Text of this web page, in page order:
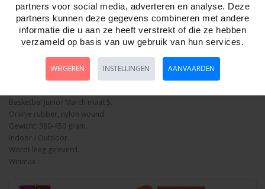
Bestellen
Basketbal Junior March maat 5.
Oranje rubber, nylon wound.
Gewicht: 380-450 gram.
Indoor / Outdoor.
Wordt leeg geleverd.
Winmax
partners voor social media, adverteren en analyse. Deze
partners kunnen deze gegevens combineren met andere
informatie die u aan ze heeft verstrekt of die ze hebben
verzameld op basis van uw gebruik van hun services.
WEIGEREN INSTELLINGEN AANVAARDEN